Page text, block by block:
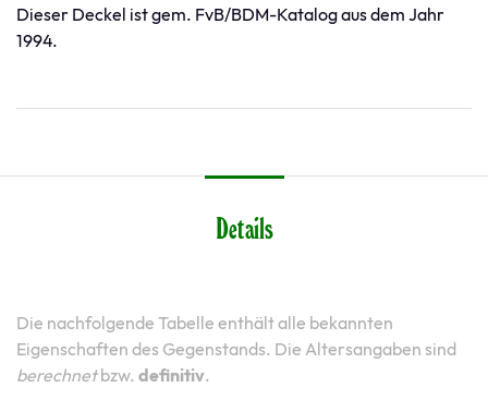
Dieser Deckel ist gem. FvB/BDM-Katalog aus dem Jahr
1994.
Details
Die nachfolgende Tabelle enthält alle bekannten
Eigenschaften des Gegenstands. Die Altersangaben sind
berechnetbzw. definitiv.